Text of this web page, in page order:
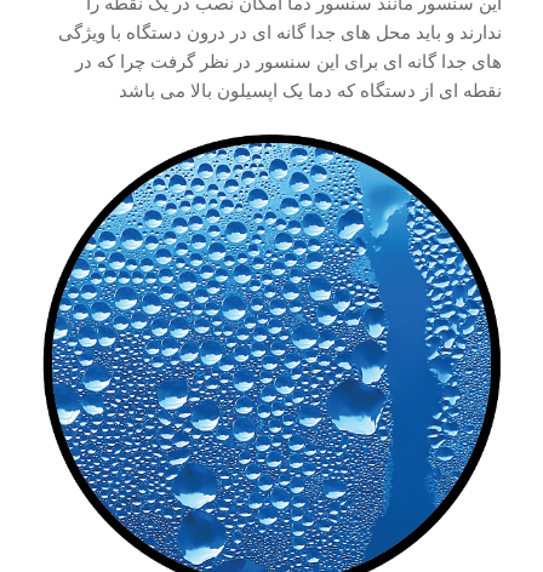
ندارند و باید محل های جدا گانه ای در درون دستگاه با ویژگی
های جدا گانه ای برای این سنسور در نظر گرفت چرا که در
نقطه ای از دستگاه که دما یک اپسیلون بالا می باشد